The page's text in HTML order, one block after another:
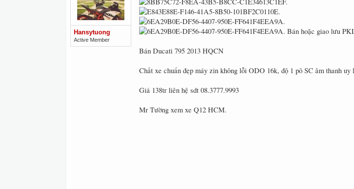
Hansytuong
Active Member
Bán hoặc giao lưu
Bán Ducati 795 2013 HQCN
Chất xe chuẩn đẹp máy zin không lỗi ODO 16k, độ 1 pô SC âm thanh
Giá 138tr liên hệ sdt 08.3777.9993
Mr Tường xem xe Q12 HCM.